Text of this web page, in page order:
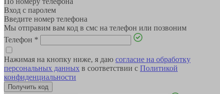
Вход с паролем
Введите номер телефона
Мы отправим вам код в смс на телефон или позвоним
Телефон *
Нажимая на кнопку ниже, я даю согласие на обработку
персональных данных в соответствии с Политикой
конфиденциальности